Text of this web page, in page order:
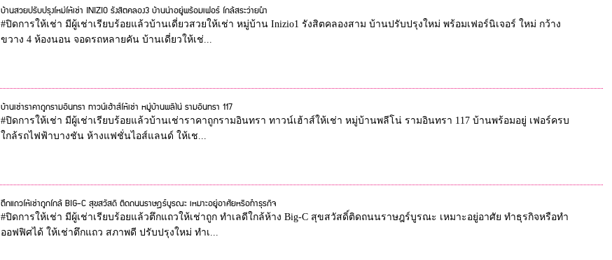
บ้านสวยปรับปรุงใหม่ให้เช่า INIZIO รังสิตคลอง3 บ้านน่าอยู่พร้อมเฟอร์ ใกล้สระว่ายน้ำ
#ปิดการให้เช่า มีผู้เช่าเรียบร้อยแล้วบ้านเดี่ยวสวยให้เช่า หมู่บ้าน Inizio1 รังสิตคลองสาม บ้านปรับปรุงใหม่ พร้อมเฟอร์นิเจอร์ ใหม่ กว้าง
ขวาง 4 ห้องนอน จอดรถหลายคัน บ้านเดี่ยวให้เช่...
บ้านเช่าราคาถูกรามอินทรา ทาวน์เฮ้าส์ให้เช่า หมู่บ้านพลีโน่ รามอินทรา 117
#ปิดการให้เช่า มีผู้เช่าเรียบร้อยแล้วบ้านเช่าราคาถูกรามอินทรา ทาวน์เฮ้าส์ให้เช่า หมู่บ้านพลีโน่ รามอินทรา 117 บ้านพร้อมอยู่ เฟอร์ครบ
ใกล้รถไฟฟ้าบางชัน ห้างแฟชั่นไอส์แลนด์ ให้เช...
ตึกแถวให้เช่าถูกใกล้ BIG-C สุขสวัสดิ์ ติดถนนราษฎร์บูรณะ เหมาะอยู่อาศัยหรือทำธุรกิจ
#ปิดการให้เช่า มีผู้เช่าเรียบร้อยแล้วตึกแถวให้เช่าถูก ทำเลดีใกล้ห้าง Big-C สุขสวัสดิ์ติดถนนราษฎร์บูรณะ เหมาะอยู่อาศัย ทำธุรกิจหรือทำ
ออฟฟิศได้ ให้เช่าตึกแถว สภาพดี ปรับปรุงใหม่ ทำเ...